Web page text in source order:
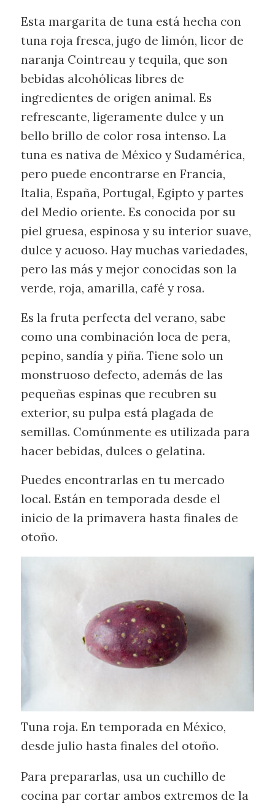
Esta margarita de tuna está hecha con
tuna roja fresca, jugo de limón, licor de
naranja Cointreau y tequila, que son
bebidas alcohólicas libres de
ingredientes de origen animal. Es
refrescante, ligeramente dulce y un
bello brillo de color rosa intenso. La
tuna es nativa de México y Sudamérica,
pero puede encontrarse en Francia,
Italia, España, Portugal, Egipto y partes
del Medio oriente. Es conocida por su
piel gruesa, espinosa y su interior suave,
dulce y acuoso. Hay muchas variedades,
pero las más y mejor conocidas son la
verde, roja, amarilla, café y rosa.
Es la fruta perfecta del verano, sabe
como una combinación loca de pera,
pepino, sandía y piña. Tiene solo un
monstruoso defecto, además de las
pequeñas espinas que recubren su
exterior, su pulpa está plagada de
semillas. Comúnmente es utilizada para
hacer bebidas, dulces o gelatina.
Puedes encontrarlas en tu mercado
local. Están en temporada desde el
inicio de la primavera hasta finales de
otoño.
Tuna roja. En temporada en México,
desde julio hasta finales del otoño.
Para prepararlas, usa un cuchillo de
cocina par cortar ambos extremos de la